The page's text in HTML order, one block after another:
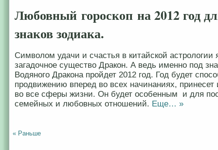
Любовный гороскоп на 2012 год
знаков зодиака.
Символом удачи и счастья в китайской астрологии
загадочное существо Дракон. А ведь именно под
Водяного Дракона пройдет 2012 год. Год будет
продвижению вперед во всех начинаниях, принесет
во все сферы жизни. Он будет особенным и для
семейных и любовных отношений. Еще… »
« Раньше